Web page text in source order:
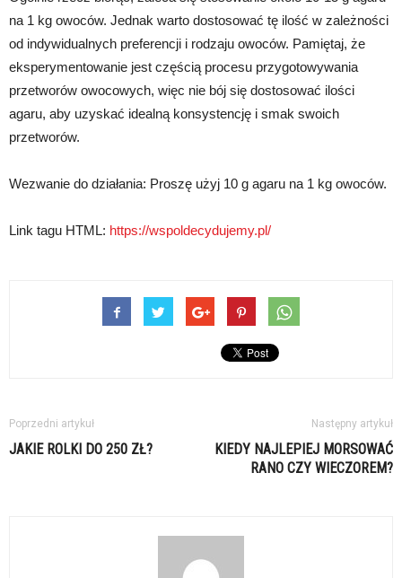
na 1 kg owoców. Jednak warto dostosować tę ilość w zależności
od indywidualnych preferencji i rodzaju owoców. Pamiętaj, że
eksperymentowanie jest częścią procesu przygotowywania
przetworów owocowych, więc nie bój się dostosować ilości
agaru, aby uzyskać idealną konsystencję i smak swoich
przetworów.
Wezwanie do działania: Proszę użyj 10 g agaru na 1 kg owoców.
Link tagu HTML: https://wspoldecydujemy.pl/
Poprzedni artykuł
JAKIE ROLKI DO 250 ZŁ?
Następny artykuł
KIEDY NAJLEPIEJ MORSOWAĆ
RANO CZY WIECZOREM?